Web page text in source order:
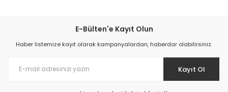
E-Bülten'e Kayıt Olun
Haber listemize kayıt olarak kampanyalardan, haberdar olabilirsiniz.
Kayıt Ol